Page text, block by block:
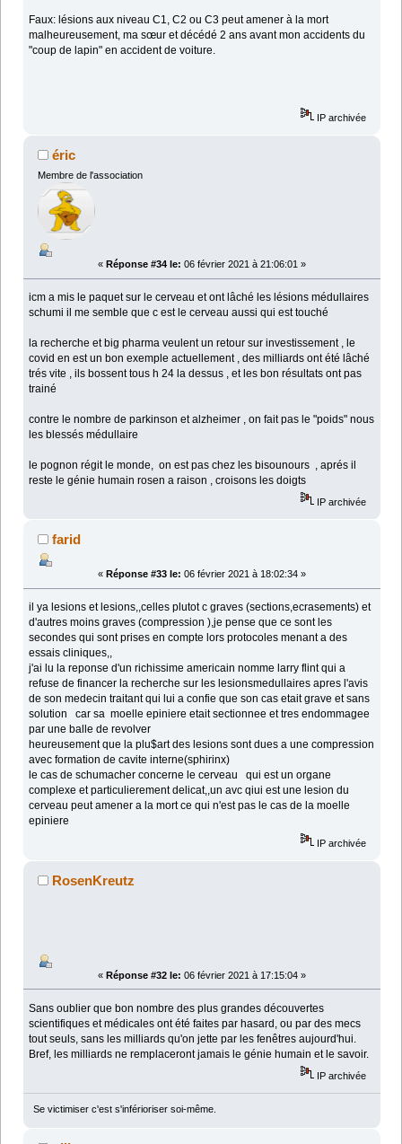
Faux: lésions aux niveau C1, C2 ou C3 peut amener à la mort
malheureusement, ma sœur et décédé 2 ans avant mon accidents du
"coup de lapin" en accident de voiture.
IP archivée
éric
Membre de l'association
« Réponse #34 le: 06 février 2021 à 21:06:01 »
icm a mis le paquet sur le cerveau et ont lâché les lésions médullaires
schumi il me semble que c est le cerveau aussi qui est touché
la recherche et big pharma veulent un retour sur investissement , le
covid en est un bon exemple actuellement , des milliards ont été lâché
trés vite , ils bossent tous h 24 la dessus , et les bon résultats ont pas
trainé
contre le nombre de parkinson et alzheimer , on fait pas le "poids" nous
les blessés médullaire
le pognon régit le monde, on est pas chez les bisounours , aprés il
reste le génie humain rosen a raison , croisons les doigts
IP archivée
farid
« Réponse #33 le: 06 février 2021 à 18:02:34 »
il ya lesions et lesions,,celles plutot c graves (sections,ecrasements) et
d'autres moins graves (compression ),je pense que ce sont les
secondes qui sont prises en compte lors protocoles menant a des
essais cliniques,,
j'ai lu la reponse d'un richissime americain nomme larry flint qui a
refuse de financer la recherche sur les lesionsmedullaires apres l'avis
de son medecin traitant qui lui a confie que son cas etait grave et sans
solution car sa moelle epiniere etait sectionnee et tres endommagee
par une balle de revolver
heureusement que la plu$art des lesions sont dues a une compression
avec formation de cavite interne(sphirinx)
le cas de schumacher concerne le cerveau qui est un organe
complexe et particulierement delicat,,un avc qiui est une lesion du
cerveau peut amener a la mort ce qui n'est pas le cas de la moelle
epiniere
IP archivée
RosenKreutz
« Réponse #32 le: 06 février 2021 à 17:15:04 »
Sans oublier que bon nombre des plus grandes découvertes
scientifiques et médicales ont été faites par hasard, ou par des mecs
tout seuls, sans les milliards qu'on jette par les fenêtres aujourd'hui.
Bref, les milliards ne remplaceront jamais le génie humain et le savoir.
IP archivée
Se victimiser c'est s'inférioriser soi-même.